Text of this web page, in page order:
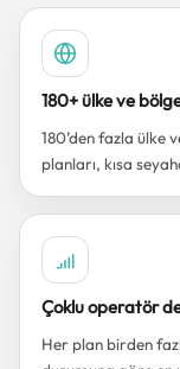
180+ ülke ve
180’den fazla ülke
planları, kısa
Çoklu operatör
Her plan birden